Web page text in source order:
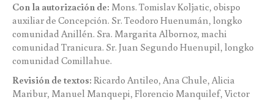
Con la autorización de: Mons. Tomislav Koljatic, obispo
auxiliar de Concepción. Sr. Teodoro Huenumán, longko
comunidad Anillén. Sra. Margarita Albornoz, machi
comunidad Tranicura. Sr. Juan Segundo Huenupil, longko
comunidad Comillahue.
Revisión de textos: Ricardo Antileo, Ana Chule, Alicia
Maribur, Manuel Manquepi, Florencio Manquilef, Victor